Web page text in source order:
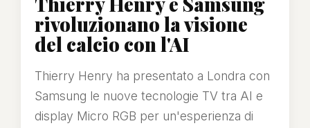
rivoluzionano la visione
del calcio con l'AI
Thierry Henry ha presentato a Londra con
Samsung le nuove tecnologie TV tra AI e
display Micro RGB per un'esperienza di